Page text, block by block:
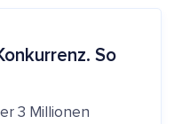
So
3 Millionen